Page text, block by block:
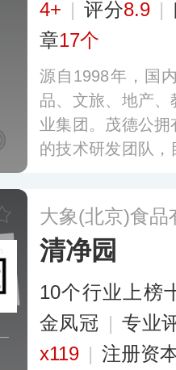
4+ | 评分8.9 |
章17个
源自1998年，国
品、文旅、地产
业集团。茂德公
的技术研发团队
平台均有销售。
大象(北京)食品
清净园
10个行业上榜
金凤冠 | 专业
x119 | 注册资